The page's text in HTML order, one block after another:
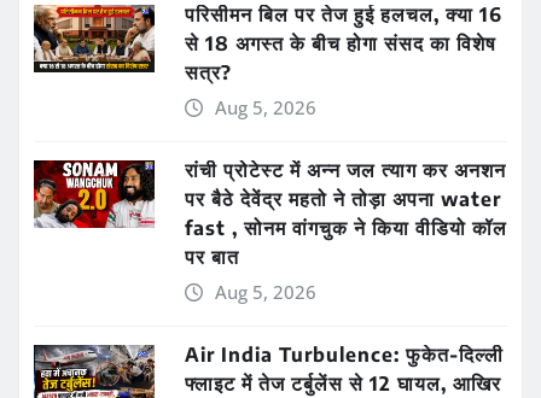
परिसीमन बिल पर तेज हुई हलचल, क्या 16
से 18 अगस्त के बीच होगा संसद का विशेष
सत्र?
Aug 5, 2026
रांची प्रोटेस्ट में अन्न जल त्याग कर अनशन
पर बैठे देवेंद्र महतो ने तोड़ा अपना water
fast , सोनम वांगचुक ने किया वीडियो कॉल
पर बात
Aug 5, 2026
Air India Turbulence: फुकेत-दिल्ली
फ्लाइट में तेज टर्बुलेंस से 12 घायल, आखिर